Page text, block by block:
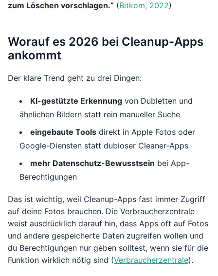
zum Löschen vorschlagen.“ (Bitkom, 2022)
Worauf es 2026 bei Cleanup-Apps
ankommt
Der klare Trend geht zu drei Dingen:
KI-gestützte Erkennung von Dubletten und
ähnlichen Bildern statt rein manueller Suche
eingebaute Tools direkt in Apple Fotos oder
Google-Diensten statt dubioser Cleaner-Apps
mehr Datenschutz-Bewusstsein bei App-
Berechtigungen
Das ist wichtig, weil Cleanup-Apps fast immer Zugriff
auf deine Fotos brauchen. Die Verbraucherzentrale
weist ausdrücklich darauf hin, dass Apps oft auf Fotos
und andere gespeicherte Daten zugreifen wollen und
du Berechtigungen nur geben solltest, wenn sie für die
Funktion wirklich nötig sind (Verbraucherzentrale).